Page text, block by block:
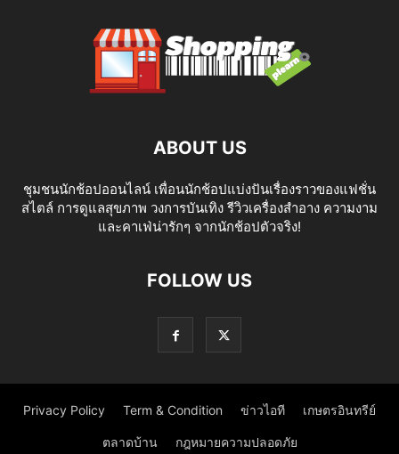
ABOUT US
ชุมชนนักช้อปออนไลน์ เพื่อนนักช้อปแบ่งปันเรื่องราวของแฟชั่น
สไตล์ การดูแลสุขภาพ วงการบันเทิง รีวิวเครื่องสำอาง ความงาม
และคาเฟ่น่ารักๆ จากนักช้อปตัวจริง!
FOLLOW US
Privacy Policy Term & Condition ข่าวไอที เกษตรอินทรีย์
ตลาดบ้าน กฎหมายความปลอดภัย